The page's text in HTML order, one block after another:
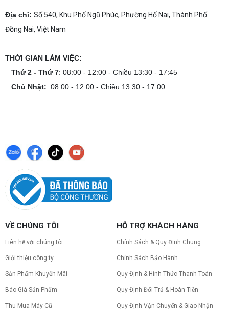
Địa chỉ: Số 540, Khu Phố Ngũ Phúc, Phường Hố Nai, Thành Phố
Đồng Nai, Việt Nam
THỜI GIAN LÀM VIỆC:
Thứ 2 - Thứ 7: 08:00 - 12:00 - Chiều 13:30 - 17:45
Chủ Nhật: 08:00 - 12:00 - Chiều 13:30 - 17:00
VỀ CHÚNG TÔI
Liên hệ với chúng tôi
Giới thiệu công ty
Sản Phẩm Khuyến Mãi
Báo Giá Sản Phẩm
Thu Mua Máy Cũ
HỖ TRỢ KHÁCH HÀNG
Chính Sách & Quy Định Chung
Chính Sách Bảo Hành
Quy Định & Hình Thức Thanh Toán
Quy Định Đổi Trả & Hoàn Tiền
Quy Định Vận Chuyển & Giao Nhận